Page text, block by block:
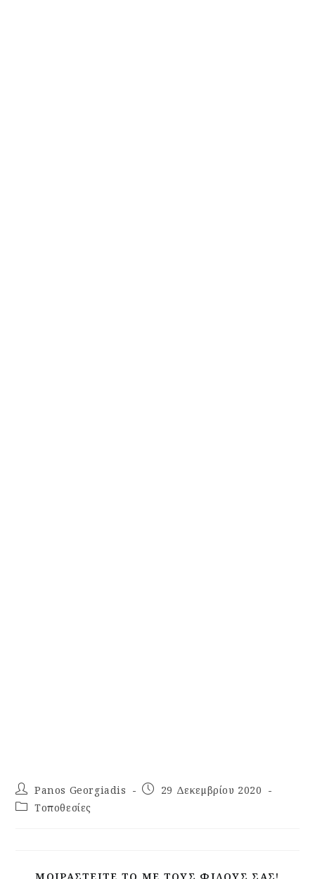
Panos Georgiadis
29 Δεκεμβρίου 2020
Τοποθεσίες